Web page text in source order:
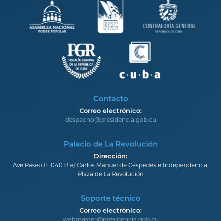
Contacto
Correo electrónico:
despacho@presidencia.gob.cu
Palacio de La Revolución
Dirección:
Ave Paseo # 1040 B e/ Carlos Manuel de Céspedes e Independencia,
Plaza de La Revolución
Soporte técnico
Correo electrónico:
webmaster@presidencia.gob.cu